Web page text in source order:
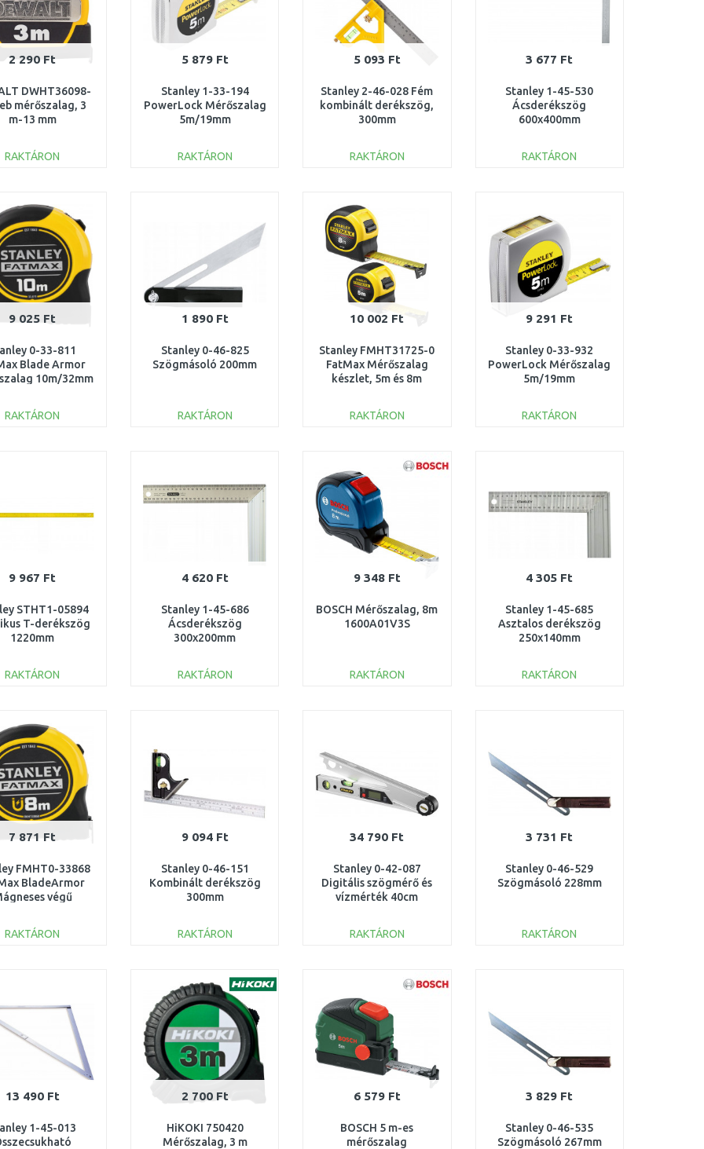
2 290 Ft
DWHT36098-
mérőszalag, 3
m-13 mm
RAKTÁRON
Összehasonlítás
5 879 Ft
Stanley 1-33-194
PowerLock Mérőszalag
5m/19mm
RAKTÁRON
5 093 Ft
Stanley 2-46-028 Fém
kombinált derékszög,
300mm
RAKTÁRON
Összehasonlítás
3 677 Ft
Stanley 1-45-530
Ácsderékszög
600x400mm
RAKTÁRON
9 025 Ft
0-33-811
Blade Armor
10m/32mm
RAKTÁRON
1 890 Ft
Stanley 0-46-825
Szögmásoló 200mm
RAKTÁRON
10 002 Ft
Stanley FMHT31725-0
FatMax Mérőszalag
készlet, 5m és 8m
RAKTÁRON
Összehasonlítás
9 291 Ft
Stanley 0-33-932
PowerLock Mérőszalag
5m/19mm
RAKTÁRON
9 967 Ft
STHT1-05894
T-derékszög
1220mm
RAKTÁRON
Összehasonlítás
4 620 Ft
Stanley 1-45-686
Ácsderékszög
300x200mm
RAKTÁRON
9 348 Ft
BOSCH Mérőszalag, 8m
1600A01V3S
RAKTÁRON
4 305 Ft
Stanley 1-45-685
Asztalos derékszög
250x140mm
RAKTÁRON
7 871 Ft
FMHT0-33868
BladeArmor
végű
RAKTÁRON
9 094 Ft
Stanley 0-46-151
Kombinált derékszög
300mm
RAKTÁRON
Összehasonlítás
34 790 Ft
Stanley 0-42-087
Digitális szögmérő és
vízmérték 40cm
RAKTÁRON
Összehasonlítás
3 731 Ft
Stanley 0-46-529
Szögmásoló 228mm
RAKTÁRON
13 490 Ft
1-45-013
2 700 Ft
HiKOKI 750420
Mérőszalag, 3 m
6 579 Ft
BOSCH 5 m-es
mérőszalag
3 829 Ft
Stanley 0-46-535
Szögmásoló 267mm